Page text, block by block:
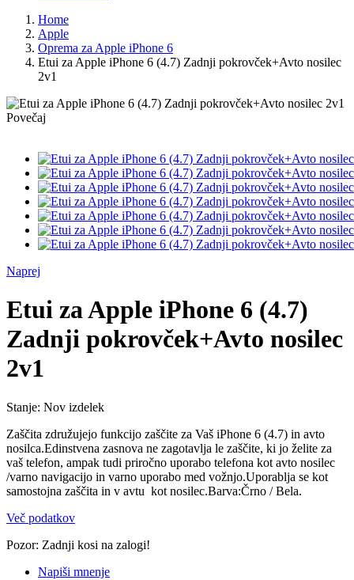
Home
Apple
Oprema za Apple iPhone 6
Etui za Apple iPhone 6 (4.7) Zadnji pokrovček+Avto nosilec
2v1
Povečaj
Naprej
Etui za Apple iPhone 6 (4.7)
Zadnji pokrovček+Avto nosilec
2v1
Stanje: Nov izdelek
Zaščita združujejo funkcijo zaščite za Vaš iPhone 6 (4.7) in avto
nosilca.Edinstvena zasnova ne zagotavlja le zaščite, ki jo želite za
vaš telefon, ampak tudi priročno uporabo telefona kot avto nosilec
/varno navigacijo in varno uporabo med vožnjo.Uporablja se kot
samostojna zaščita in v avtu kot nosilec.Barva:Črno / Bela.
Več podatkov
Pozor: Zadnji kosi na zalogi!
Napiši mnenje